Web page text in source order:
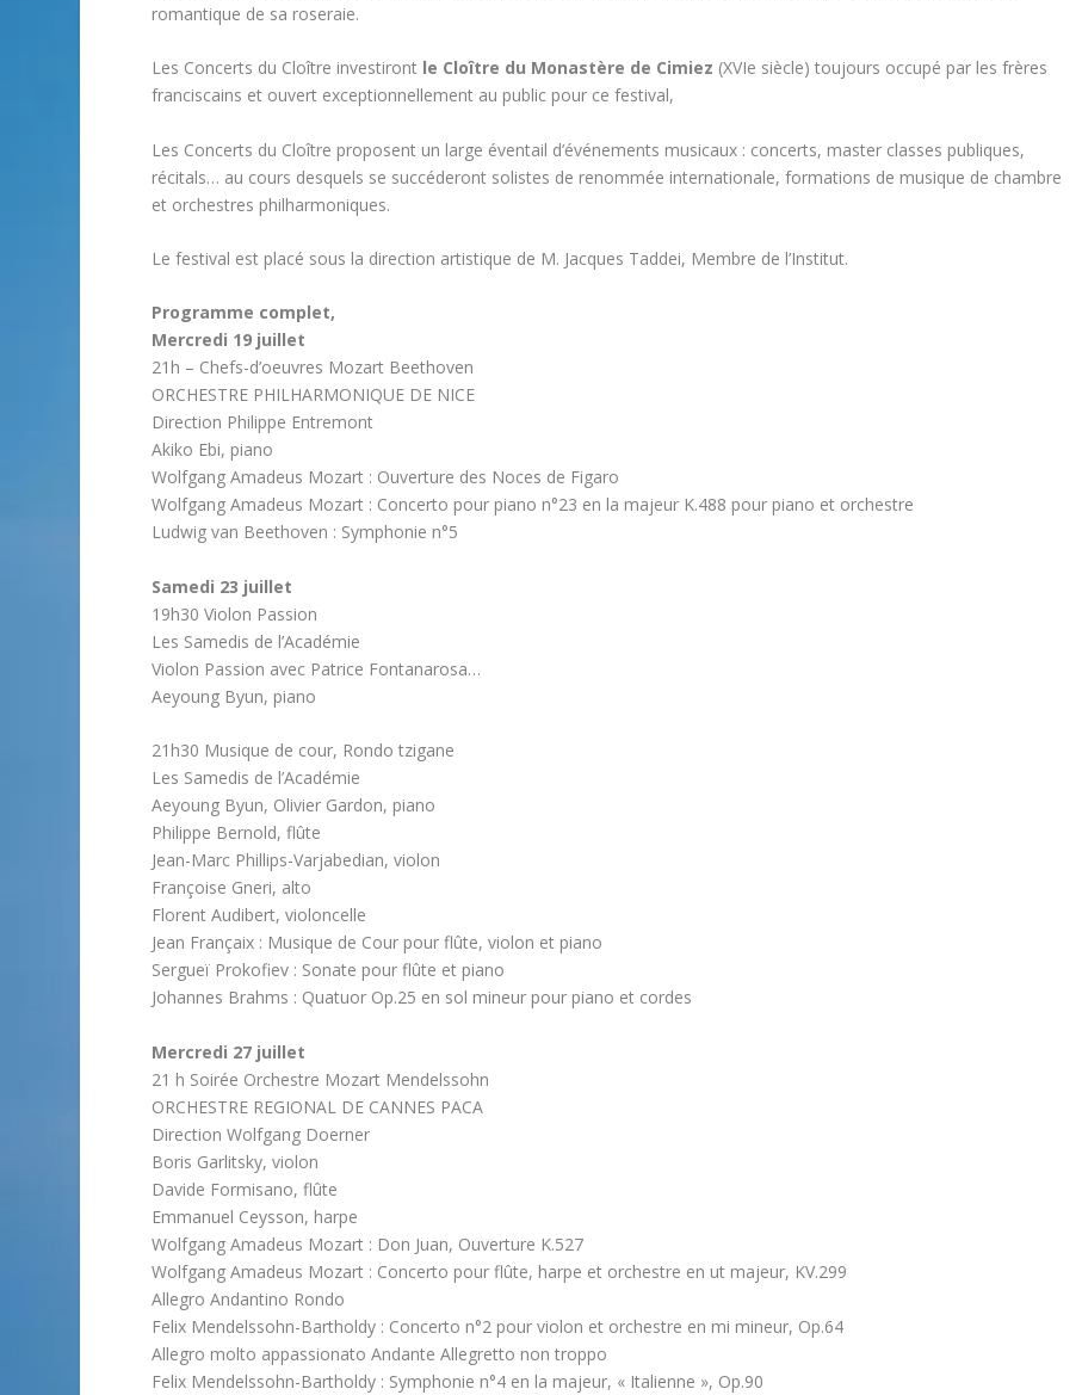
romantique de sa roseraie.
Les Concerts du Cloître investiront le Cloître du Monastère de Cimiez (XVIe siècle) toujours occupé par les frères
franciscains et ouvert exceptionnellement au public pour ce festival,
Les Concerts du Cloître proposent un large éventail d’événements musicaux : concerts, master classes publiques,
récitals… au cours desquels se succéderont solistes de renommée internationale, formations de musique de chambre
et orchestres philharmoniques.
Le festival est placé sous la direction artistique de M. Jacques Taddei, Membre de l’Institut.
Programme complet,
Mercredi 19 juillet
21h – Chefs-d’oeuvres Mozart Beethoven
ORCHESTRE PHILHARMONIQUE DE NICE
Direction Philippe Entremont
Akiko Ebi, piano
Wolfgang Amadeus Mozart : Ouverture des Noces de Figaro
Wolfgang Amadeus Mozart : Concerto pour piano n°23 en la majeur K.488 pour piano et orchestre
Ludwig van Beethoven : Symphonie n°5
Samedi 23 juillet
19h30 Violon Passion
Les Samedis de l’Académie
Violon Passion avec Patrice Fontanarosa…
Aeyoung Byun, piano
21h30 Musique de cour, Rondo tzigane
Les Samedis de l’Académie
Aeyoung Byun, Olivier Gardon, piano
Philippe Bernold, flûte
Jean-Marc Phillips-Varjabedian, violon
Françoise Gneri, alto
Florent Audibert, violoncelle
Jean Françaix : Musique de Cour pour flûte, violon et piano
Sergueï Prokofiev : Sonate pour flûte et piano
Johannes Brahms : Quatuor Op.25 en sol mineur pour piano et cordes
Mercredi 27 juillet
21 h Soirée Orchestre Mozart Mendelssohn
ORCHESTRE REGIONAL DE CANNES PACA
Direction Wolfgang Doerner
Boris Garlitsky, violon
Davide Formisano, flûte
Emmanuel Ceysson, harpe
Wolfgang Amadeus Mozart : Don Juan, Ouverture K.527
Wolfgang Amadeus Mozart : Concerto pour flûte, harpe et orchestre en ut majeur, KV.299
Allegro Andantino Rondo
Felix Mendelssohn-Bartholdy : Concerto n°2 pour violon et orchestre en mi mineur, Op.64
Allegro molto appassionato Andante Allegretto non troppo
Felix Mendelssohn-Bartholdy : Symphonie n°4 en la majeur, « Italienne », Op.90